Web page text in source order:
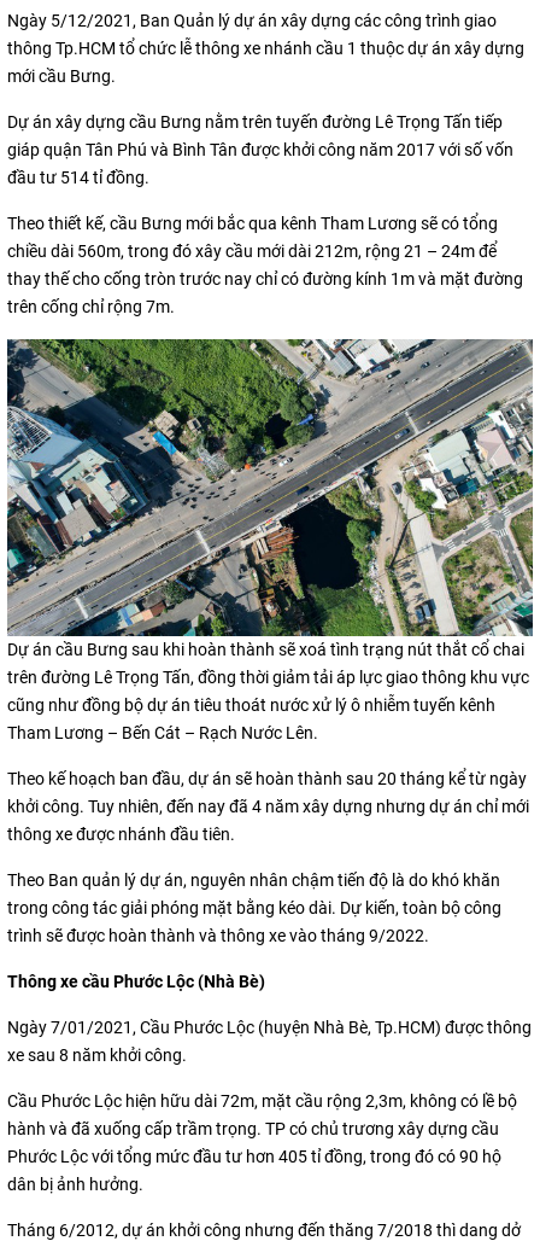
Ngày 5/12/2021, Ban Quản lý dự án xây dựng các công trình giao
thông Tp.HCM tổ chức lễ thông xe nhánh cầu 1 thuộc dự án xây dựng
mới cầu Bưng.
Dự án xây dựng cầu Bưng nằm trên tuyến đường Lê Trọng Tấn tiếp
giáp quận Tân Phú và Bình Tân được khởi công năm 2017 với số vốn
đầu tư 514 tỉ đồng.
Theo thiết kế, cầu Bưng mới bắc qua kênh Tham Lương sẽ có tổng
chiều dài 560m, trong đó xây cầu mới dài 212m, rộng 21 – 24m để
thay thế cho cống tròn trước nay chỉ có đường kính 1m và mặt đường
trên cống chỉ rộng 7m.
Dự án cầu Bưng sau khi hoàn thành sẽ xoá tình trạng nút thắt cổ chai
trên đường Lê Trọng Tấn, đồng thời giảm tải áp lực giao thông khu vực
cũng như đồng bộ dự án tiêu thoát nước xử lý ô nhiễm tuyến kênh
Tham Lương – Bến Cát – Rạch Nước Lên.
Theo kế hoạch ban đầu, dự án sẽ hoàn thành sau 20 tháng kể từ ngày
khởi công. Tuy nhiên, đến nay đã 4 năm xây dựng nhưng dự án chỉ mới
thông xe được nhánh đầu tiên.
Theo Ban quản lý dự án, nguyên nhân chậm tiến độ là do khó khăn
trong công tác giải phóng mặt bằng kéo dài. Dự kiến, toàn bộ công
trình sẽ được hoàn thành và thông xe vào tháng 9/2022.
Thông xe cầu Phước Lộc (Nhà Bè)
Ngày 7/01/2021, Cầu Phước Lộc (huyện Nhà Bè, Tp.HCM) được thông
xe sau 8 năm khởi công.
Cầu Phước Lộc hiện hữu dài 72m, mặt cầu rộng 2,3m, không có lề bộ
hành và đã xuống cấp trầm trọng. TP có chủ trương xây dựng cầu
Phước Lộc với tổng mức đầu tư hơn 405 tỉ đồng, trong đó có 90 hộ
dân bị ảnh hưởng.
Tháng 6/2012, dự án khởi công nhưng đến thăng 7/2018 thì dang dở